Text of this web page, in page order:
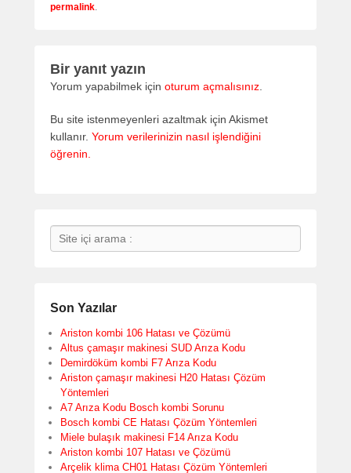
permalink.
Bir yanıt yazın
Yorum yapabilmek için oturum açmalısınız
Bu site istenmeyenleri azaltmak için Akismet
kullanır. Yorum verilerinizin nasıl işlendiğini
öğrenin.
Search
Son Yazılar
Ariston kombi 106 Hatası ve Çözümü
Altus çamaşır makinesi SUD Arıza Kodu
Demirdöküm kombi F7 Arıza Kodu
Ariston çamaşır makinesi H20 Hatası Çözüm
Yöntemleri
A7 Arıza Kodu Bosch kombi Sorunu
Bosch kombi CE Hatası Çözüm Yöntemleri
Miele bulaşık makinesi F14 Arıza Kodu
Ariston kombi 107 Hatası ve Çözümü
Arçelik klima CH01 Hatası Çözüm Yöntemleri